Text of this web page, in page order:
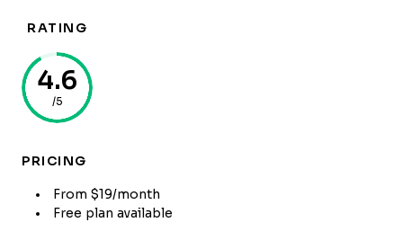
RATING
4.6
/5
PRICING
From $19/month
Free plan available